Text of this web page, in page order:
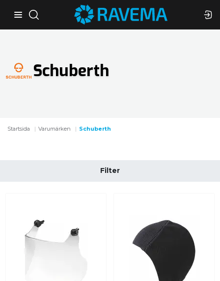
Startsida Varumärken Schuberth
Schuberth
Filter